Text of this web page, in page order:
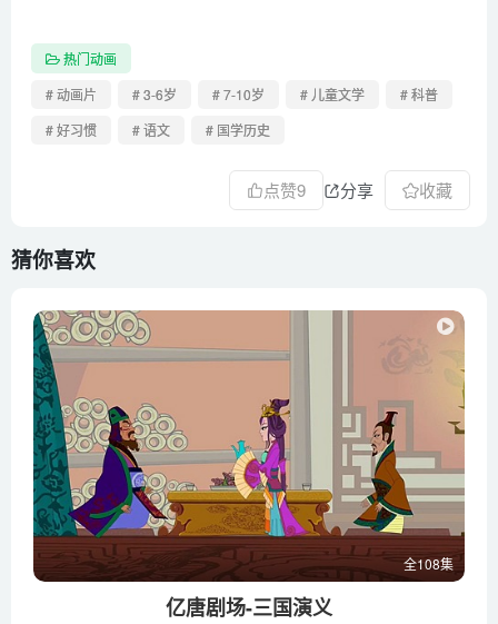
热门动画
# 动画片
# 3-6岁 # 7-10岁 # 儿童文学
# 科普
# 好习惯
# 语文 # 国学历史
点赞9 分享 收藏
猜你喜欢
全108集
亿唐剧场-三国演义